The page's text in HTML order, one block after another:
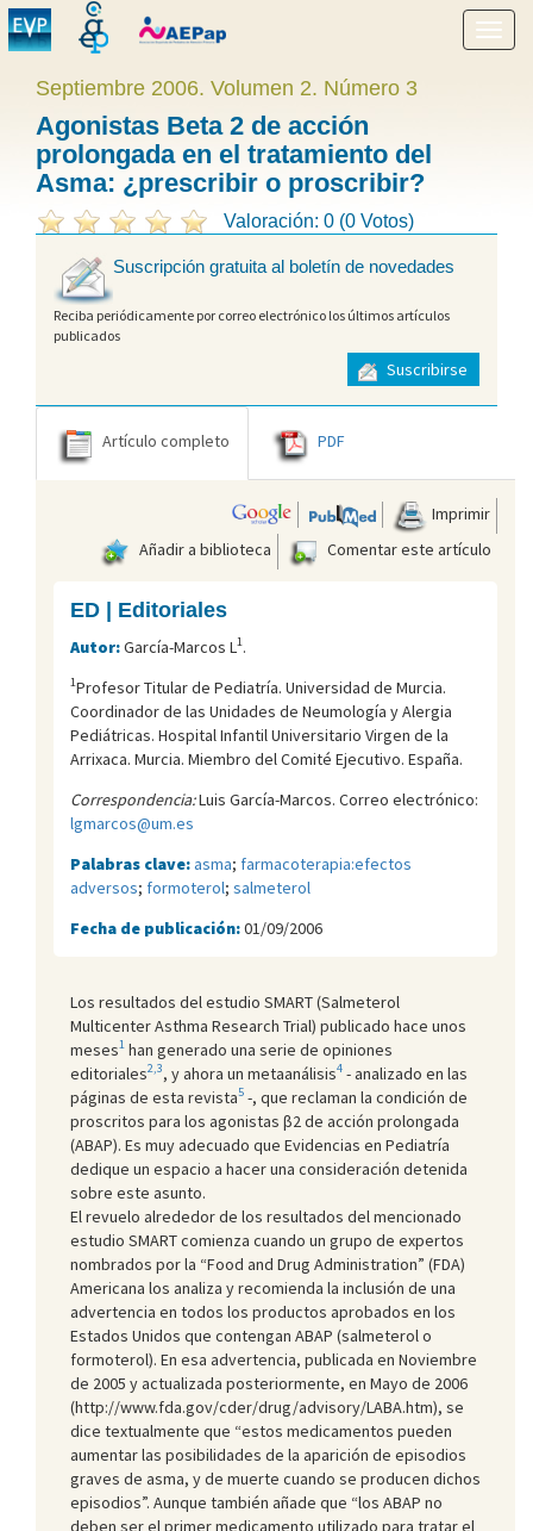
menú
Septiembre 2006. Volumen 2. Número 3
Agonistas Beta 2 de acción
prolongada en el tratamiento del
Asma: ¿prescribir o proscribir?
Valoración: 0 (0 Votos)
Suscripción gratuita al boletín de novedades
Reciba periódicamente por correo electrónico los últimos artículos
publicados
Suscribirse
Artículo completo PDF
Imprimir
Añadir a biblioteca
Comentar este artículo
ED | Editoriales
Autor:García-Marcos L 1.
1Profesor Titular de Pediatría. Universidad de Murcia.
Coordinador de las Unidades de Neumología y Alergia
Pediátricas. Hospital Infantil Universitario Virgen de la
Arrixaca. Murcia. Miembro del Comité Ejecutivo. España.
Correspondencia:Luis García-Marcos. Correo electrónico:
lgmarcos@um.es
Palabras clave:asma; farmacoterapia:efectos
adversos; formoterol; salmeterol
Fecha de publicación:01/09/2006
Los resultados del estudio SMART (Salmeterol
Multicenter Asthma Research Trial) publicado hace unos
meses1 han generado una serie de opiniones
editoriales2,3, y ahora un metaanálisis4 - analizado en las
páginas de esta revista5 -, que reclaman la condición de
proscritos para los agonistas β2 de acción prolongada
(ABAP). Es muy adecuado que Evidencias en Pediatría
dedique un espacio a hacer una consideración detenida
sobre este asunto.
El revuelo alrededor de los resultados del mencionado
estudio SMART comienza cuando un grupo de expertos
nombrados por la “Food and Drug Administration” (FDA)
Americana los analiza y recomienda la inclusión de una
advertencia en todos los productos aprobados en los
Estados Unidos que contengan ABAP (salmeterol o
formoterol). En esa advertencia, publicada en Noviembre
de 2005 y actualizada posteriormente, en Mayo de 2006
(http://www.fda.gov/cder/drug/advisory/LABA.htm), se
dice textualmente que “estos medicamentos pueden
aumentar las posibilidades de la aparición de episodios
graves de asma, y de muerte cuando se producen dichos
episodios”. Aunque también añade que “los ABAP no
deben ser el primer medicamento utilizado para tratar el